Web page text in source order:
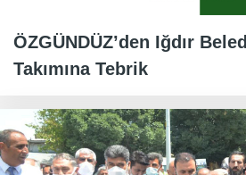
ÖZGÜNDÜZ’den Iğdır
Takımına Tebrik